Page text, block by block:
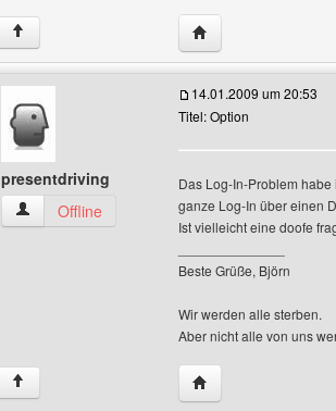
↑ Website dieses
presentdriving
presentdriving Benutzer-Profile anzeigen
Offline
14.01.2009 um 20:53
Titel: Option
Das Log-In-Problem
ganze Log-In über einen
Ist vielleicht eine doofe
Beste Grüße, Björn
Wir werden alle sterben.
Aber nicht alle von uns
↑ Website dieses